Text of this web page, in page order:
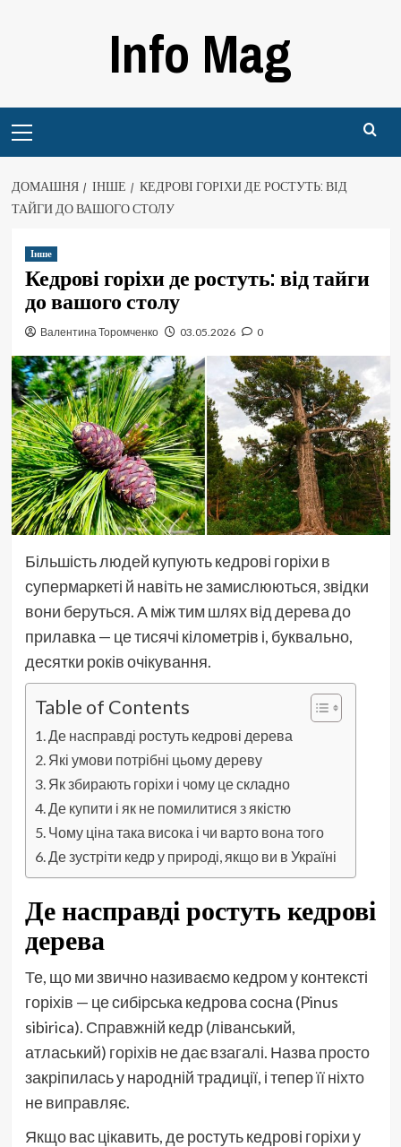
Info Mag
Menu
ДОМАШНЯ ІНШЕ
КЕДРОВІ ГОРІХИ ДЕ РОСТУТЬ: ВІД
ТАЙГИ ДО ВАШОГО СТОЛУ
Інше
Кедрові горіхи де ростуть: від тайги
до вашого столу
Валентина Торомченко 03.05.2026 0
Більшість людей купують кедрові горіхи в
супермаркеті й навіть не замислюються, звідки
вони беруться. А між тим шлях від дерева до
прилавка — це тисячі кілометрів і, буквально,
десятки років очікування.
Table of Contents
Де насправді ростуть кедрові дерева
Які умови потрібні цьому дереву
Як збирають горіхи і чому це складно
Де купити і як не помилитися з якістю
Чому ціна така висока і чи варто вона того
Де зустріти кедр у природі, якщо ви в Україні
Де насправді ростуть кедрові
дерева
Те, що ми звично називаємо кедром у контексті
горіхів — це сибірська кедрова сосна (Pinus
sibirica). Справжній кедр (ліванський,
атласький) горіхів не дає взагалі. Назва просто
закріпилась у народній традиції, і тепер її ніхто
не виправляє.
Якщо вас цікавить, де ростуть кедрові горіхи у